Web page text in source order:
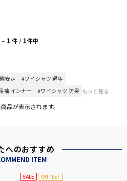
- 1 件 / 1件中
安定
#ワイシャツ 通年
袖 インナー #ワイシャツ 防臭 もっと見る
品が表示されます。
へのおすすめ
ITEM
SALE OUTLET